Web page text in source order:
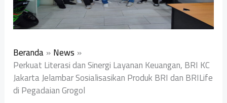
Beranda News
Perkuat Literasi dan Sinergi Layanan Keuangan, BRI KC
Jakarta Jelambar Sosialisasikan Produk BRI dan BRILife
di Pegadaian Grogol